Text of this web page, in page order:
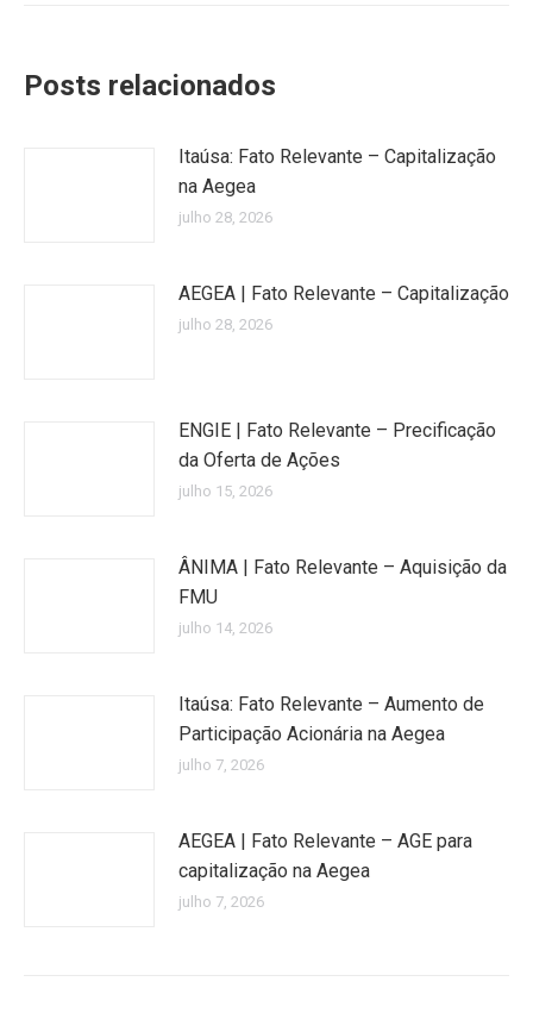
Posts relacionados
Itaúsa: Fato Relevante – Capitalização
na Aegea
julho 28, 2026
AEGEA | Fato Relevante – Capitalização
julho 28, 2026
ENGIE | Fato Relevante – Precificação
da Oferta de Ações
julho 15, 2026
ÂNIMA | Fato Relevante – Aquisição da
FMU
julho 14, 2026
Itaúsa: Fato Relevante – Aumento de
Participação Acionária na Aegea
julho 7, 2026
AEGEA | Fato Relevante – AGE para
capitalização na Aegea
julho 7, 2026